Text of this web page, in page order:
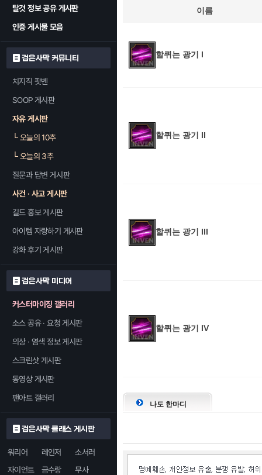
탈것 정보 공유 게시판
인증 게시물 모음
검은사막 커뮤니티
치지직 팟벤
SOOP 게시판
자유 게시판
└오늘의 10추
└오늘의 3추
질문과 답변 게시판
사건 · 사고 게시판
길드 홍보 게시판
아이템 자랑하기 게시판
강화 후기 게시판
검은사막 미디어
커스터마이징 갤러리
소스 공유 · 요청 게시판
의상 · 염색 정보 게시판
스크린샷 게시판
동영상 게시판
팬아트 갤러리
검은사막 클래스 게시판
워리어 레인저
소서러
자이언트
금수랑
무사
이름
할퀴는 광기 I
할퀴는 광기 II
할퀴는 광기 III
할퀴는 광기 IV
나도 한마디